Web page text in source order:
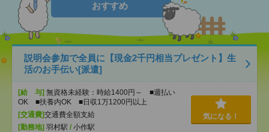
おすすめ
説明会参加で全員に【現金2千円相当プレゼント】生
活のお手伝い[派遣]
[給 与] 無資格未経験：時給1400円～ ■週払い
OK ■扶養内OK ■日収1万1200円以上
[交通費]交通費全額支給
[勤務地] 羽村駅 / 小作駅
気になる！